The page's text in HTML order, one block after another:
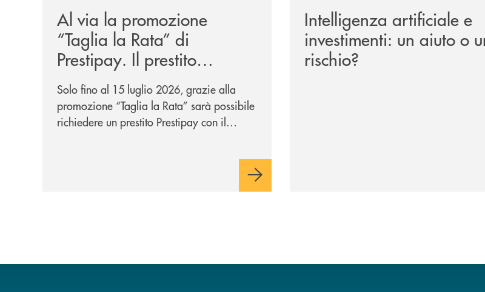
Al via la promozione
“Taglia la Rata” di
Prestipay. Il prestito
personale che si fa in due
per te!
Solo fino al 15 luglio 2026, grazie alla
promozione “Taglia la Rata” sarà possibile
richiedere un prestito Prestipay con il
Intelligenza artificiale e
investimenti: un aiuto o
rischio?